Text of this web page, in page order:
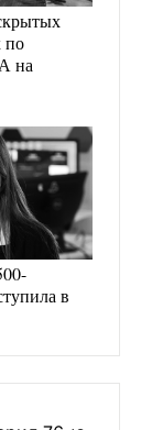
по
на
в